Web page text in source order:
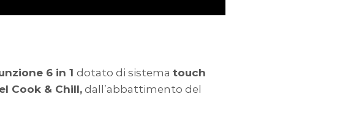
6 in 1 dotato di sistema touch
Cook & Chill, dall’abbattimento del